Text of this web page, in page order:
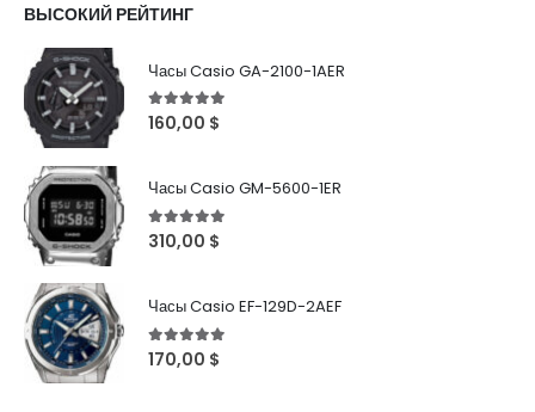
ВЫСОКИЙ РЕЙТИНГ
Часы Casio GA-2100-1AER
5out of 5
160,00 $
Часы Casio GM-5600-1ER
5out of 5
310,00 $
Часы Casio EF-129D-2AEF
5out of 5
170,00 $